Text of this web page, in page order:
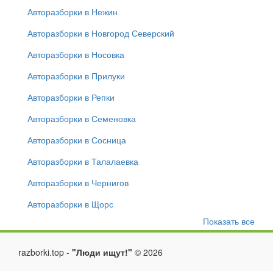
Авторазборки в Нежин
Авторазборки в Новгород Северский
Авторазборки в Носовка
Авторазборки в Прилуки
Авторазборки в Репки
Авторазборки в Семеновка
Авторазборки в Сосница
Авторазборки в Талалаевка
Авторазборки в Чернигов
Авторазборки в Щорс
Показать все
razborki.top - "Люди ищут!" © 2026